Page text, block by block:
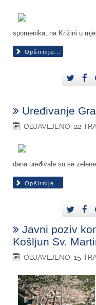
spomenika, na Križini u
Opširnije...
Uređivanje
OBJAVLJENO: 22
dana uređivale su se
Opširnije...
Javni poziv
Košljun Sv.
OBJAVLJENO: 15